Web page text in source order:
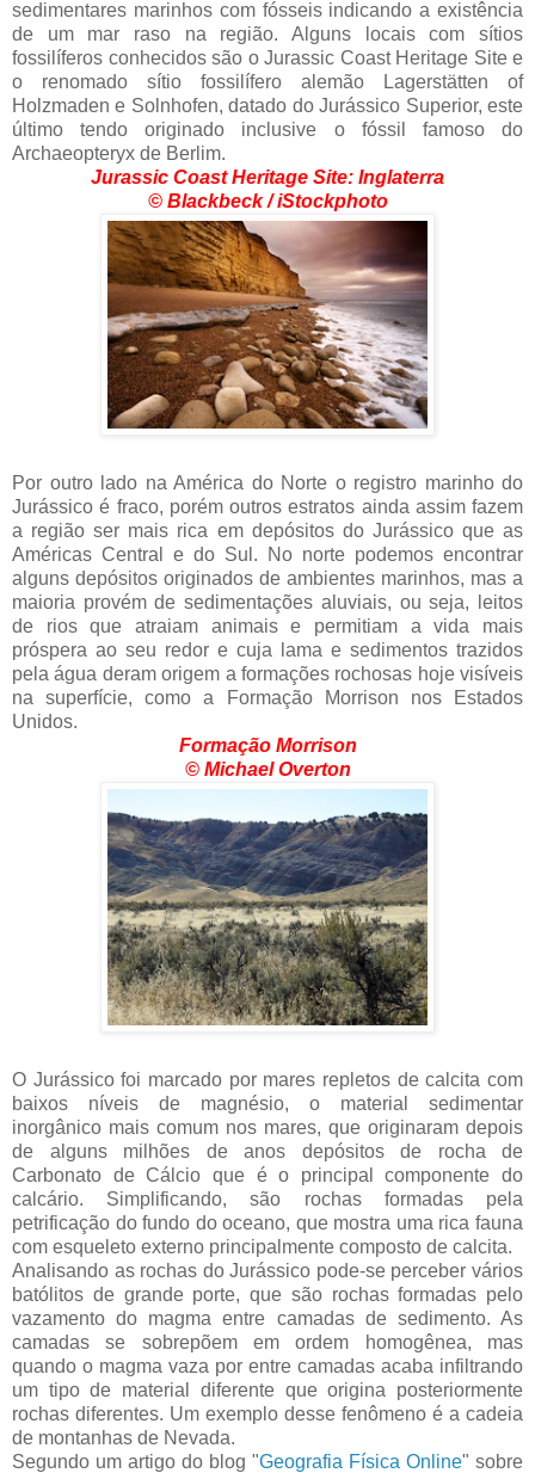
sedimentares marinhos com fósseis indicando a existência
de um mar raso na região. Alguns locais com sítios
fossilíferos conhecidos são o Jurassic Coast Heritage Site e
o renomado sítio fossilífero alemão Lagerstätten of
Holzmaden e Solnhofen, datado do Jurássico Superior, este
último tendo originado inclusive o fóssil famoso do
Archaeopteryx de Berlim.
Jurassic Coast Heritage Site: Inglaterra
© Blackbeck / iStockphoto
Por outro lado na América do Norte o registro marinho do
Jurássico é fraco, porém outros estratos ainda assim fazem
a região ser mais rica em depósitos do Jurássico que as
Américas Central e do Sul. No norte podemos encontrar
alguns depósitos originados de ambientes marinhos, mas a
maioria provém de sedimentações aluviais, ou seja, leitos
de rios que atraiam animais e permitiam a vida mais
próspera ao seu redor e cuja lama e sedimentos trazidos
pela água deram origem a formações rochosas hoje visíveis
na superfície, como a Formação Morrison nos Estados
Unidos.
Formação Morrison
© Michael Overton
O Jurássico foi marcado por mares repletos de calcita com
baixos níveis de magnésio, o material sedimentar
inorgânico mais comum nos mares, que originaram depois
de alguns milhões de anos depósitos de rocha de
Carbonato de Cálcio que é o principal componente do
calcário. Simplificando, são rochas formadas pela
petrificação do fundo do oceano, que mostra uma rica fauna
com esqueleto externo principalmente composto de calcita.
Analisando as rochas do Jurássico pode-se perceber vários
batólitos de grande porte, que são rochas formadas pelo
vazamento do magma entre camadas de sedimento. As
camadas se sobrepõem em ordem homogênea, mas
quando o magma vaza por entre camadas acaba infiltrando
um tipo de material diferente que origina posteriormente
rochas diferentes. Um exemplo desse fenômeno é a cadeia
de montanhas de Nevada.
Segundo um artigo do blog "Geografia Física Online" sobre